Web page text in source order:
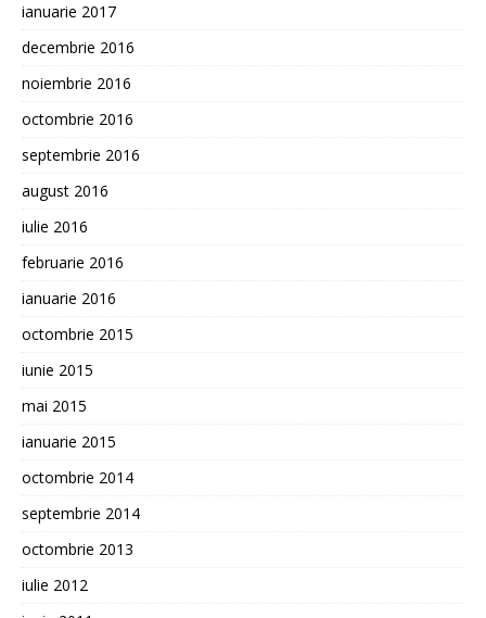
ianuarie 2017
decembrie 2016
noiembrie 2016
octombrie 2016
septembrie 2016
august 2016
iulie 2016
februarie 2016
ianuarie 2016
octombrie 2015
iunie 2015
mai 2015
ianuarie 2015
octombrie 2014
septembrie 2014
octombrie 2013
iulie 2012